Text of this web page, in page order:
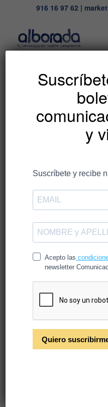
916 16 97 62 |
Listado
Estás en: Inicio / bosque
Celebra a
con
Semana
20 de septiembre de 2022 /
y